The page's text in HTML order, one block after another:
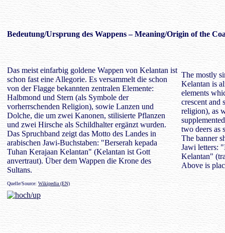
Bedeutung/Ursprung des Wappens– Meaning/Origin of the
Das meist einfarbig goldene Wappen von Kelantan ist
schon fast eine Allegorie. Es versammelt die schon
von der Flagge bekannten zentralen Elemente:
Halbmond und Stern (als Symbole der
vorherrschenden Religion), sowie Lanzen und
Dolche, die um zwei Kanonen, stilisierte Pflanzen
und zwei Hirsche als Schildhalter ergänzt wurden.
Das Spruchband zeigt das Motto des Landes in
arabischen Jawi-Buchstaben: "Berserah kepada
Tuhan Kerajaan Kelantan" (Kelantan ist Gott
anvertraut). Über dem Wappen die Krone des
Sultans.
The mostly
Kelantan is
elements
crescent and
religion), as
two deers as
The banner
Jawi letters:
Kelantan"
Above is
Quelle/Source: Wikipedia (EN)